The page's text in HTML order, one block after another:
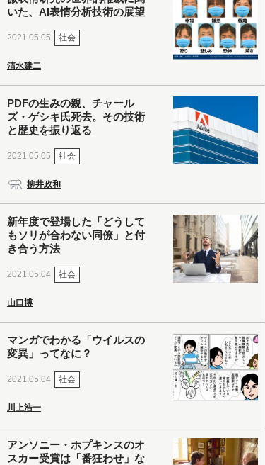
いた、AI表情分析技術の展望
2021.05.05 社会
清水建二
PDFの生みの親、チャール
ズ・ゲシキ氏死去。その技術
と歴史を振り返る
2021.05.05 社会
柳井政和
新年度で登場した「どうして
もソリが合わない同僚」と付
き合う方法
2021.05.04 社会
山口博
マンガでわかる「ウイルスの
変異」ってなに？
2021.05.04 社会
川上浩一
アンソニー・ホプキンスのオ
スカー受賞は「番狂わせ」な